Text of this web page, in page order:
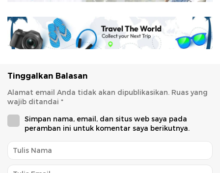
Tinggalkan Balasan
Alamat email Anda tidak akan dipublikasikan. Ruas yang
wajib ditandai *
Simpan nama, email, dan situs web saya pada
peramban ini untuk komentar saya berikutnya.